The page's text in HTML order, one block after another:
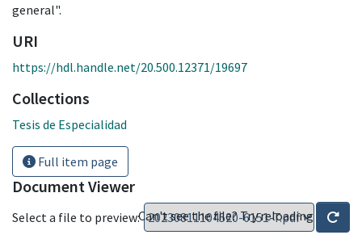
general".
URI
https://hdl.handle.net/20.500.12371/19697
Collections
Tesis de Especialidad
Full item page
Document Viewer
Select a file to preview:Can't see the file? Try reloading